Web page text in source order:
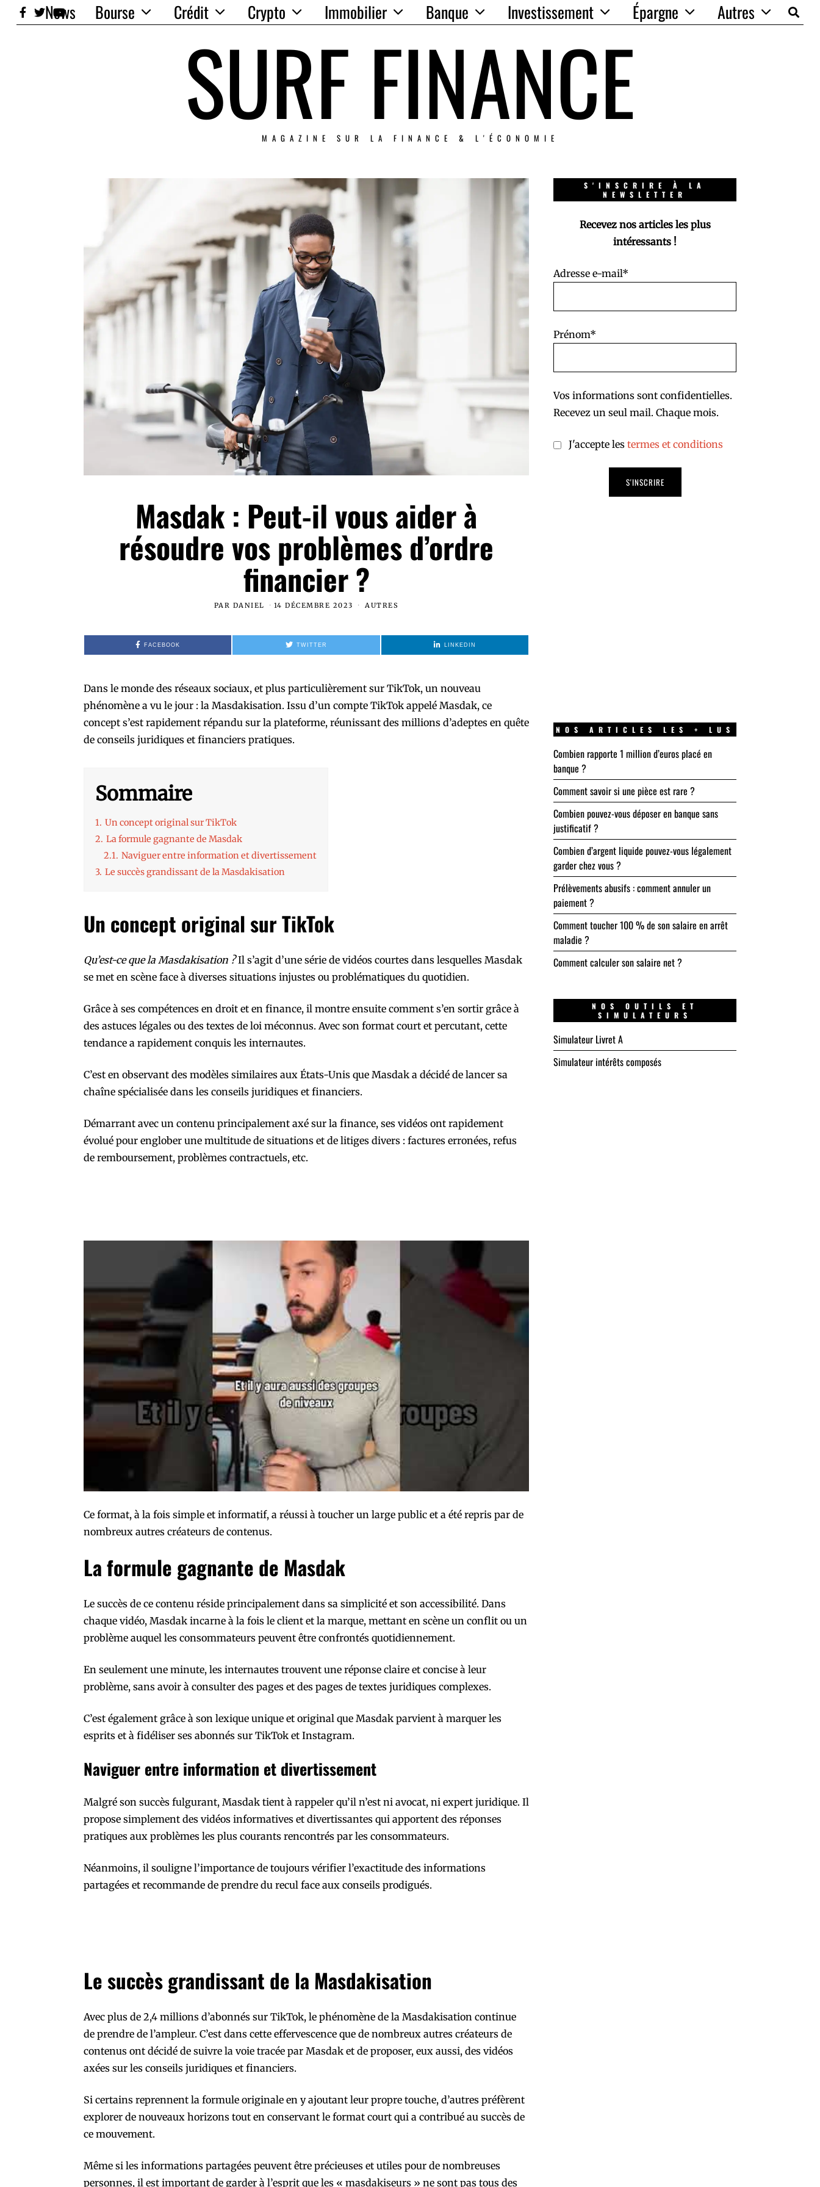
News Bourse Crédit Crypto Immobilier Banque Investissement Épargne Autres
SURF FINANCE
MAGAZINE SUR LA FINANCE & L'ÉCONOMIE
Masdak : Peut-il vous aider à
résoudre vos problèmes d’ordre
financier ?
PAR DANIEL 14 DÉCEMBRE 2023 AUTRES
FACEBOOK TWITTER LINKEDIN
Dans le monde des réseaux sociaux, et plus particulièrement sur TikTok, un nouveau
phénomène a vu le jour : la Masdakisation. Issu d’un compte TikTok appelé Masdak, ce
concept s’est rapidement répandu sur la plateforme, réunissant des millions d’adeptes en quête
de conseils juridiques et financiers pratiques.
Sommaire
1. Un concept original sur TikTok
2. La formule gagnante de Masdak
2.1. Naviguer entre information et divertissement
3. Le succès grandissant de la Masdakisation
Un concept original sur TikTok
Qu’est-ce que la Masdakisation ?Il s’agit d’une série de vidéos courtes dans lesquelles Masdak
se met en scène face à diverses situations injustes ou problématiques du quotidien.
Grâce à ses compétences en droit et en finance, il montre ensuite comment s’en sortir grâce à
des astuces légales ou des textes de loi méconnus. Avec son format court et percutant, cette
tendance a rapidement conquis les internautes.
C’est en observant des modèles similaires aux États-Unis que Masdak a décidé de lancer sa
chaîne spécialisée dans les conseils juridiques et financiers.
Démarrant avec un contenu principalement axé sur la finance, ses vidéos ont rapidement
évolué pour englober une multitude de situations et de litiges divers : factures erronées, refus
de remboursement, problèmes contractuels, etc.
Ce format, à la fois simple et informatif, a réussi à toucher un large public et a été repris par de
nombreux autres créateurs de contenus.
La formule gagnante de Masdak
Le succès de ce contenu réside principalement dans sa simplicité et son accessibilité. Dans
chaque vidéo, Masdak incarne à la fois le client et la marque, mettant en scène un conflit ou un
problème auquel les consommateurs peuvent être confrontés quotidiennement.
En seulement une minute, les internautes trouvent une réponse claire et concise à leur
problème, sans avoir à consulter des pages et des pages de textes juridiques complexes.
C’est également grâce à son lexique unique et original que Masdak parvient à marquer les
esprits et à fidéliser ses abonnés sur TikTok et Instagram.
Naviguer entre information et divertissement
Malgré son succès fulgurant, Masdak tient à rappeler qu’il n’est ni avocat, ni expert juridique. Il
propose simplement des vidéos informatives et divertissantes qui apportent des réponses
pratiques aux problèmes les plus courants rencontrés par les consommateurs.
Néanmoins, il souligne l’importance de toujours vérifier l’exactitude des informations
partagées et recommande de prendre du recul face aux conseils prodigués.
Le succès grandissant de la Masdakisation
Avec plus de 2,4 millions d’abonnés sur TikTok, le phénomène de la Masdakisation continue
de prendre de l’ampleur. C’est dans cette effervescence que de nombreux autres créateurs de
contenus ont décidé de suivre la voie tracée par Masdak et de proposer, eux aussi, des vidéos
axées sur les conseils juridiques et financiers.
Si certains reprennent la formule originale en y ajoutant leur propre touche, d’autres préfèrent
explorer de nouveaux horizons tout en conservant le format court qui a contribué au succès de
ce mouvement.
Même si les informations partagées peuvent être précieuses et utiles pour de nombreuses
personnes, il est important de garder à l’esprit que les « masdakiseurs » ne sont pas tous des
S'INSCRIRE À LA
NEWSLETTER
Recevez nos articles les plus
intéressants !
Adresse e-mail*
Prénom*
Vos informations sont confidentielles.
Recevez un seul mail. Chaque mois.
J'accepte les termes et conditions
NOS ARTICLES LES + LUS
Combien rapporte 1 million d’euros placé en
banque ?
Comment savoir si une pièce est rare ?
Combien pouvez-vous déposer en banque sans
justificatif ?
Combien d’argent liquide pouvez-vous légalement
garder chez vous ?
Prélèvements abusifs : comment annuler un
paiement ?
Comment toucher 100 % de son salaire en arrêt
maladie ?
Comment calculer son salaire net ?
NOS OUTILS ET
SIMULATEURS
Simulateur Livret A
Simulateur intérêts composés